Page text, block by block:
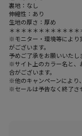
裏地：なし
伸縮性：あり
生地の厚さ：厚め
＊＊＊＊＊＊＊＊＊＊＊
※モニター・環境等により
がございます。
予めご了承をお願いいたし
※サイト上のカラー名と、
合がございます。
※他のキャンペーンにより
※セールは予告なく終了さ